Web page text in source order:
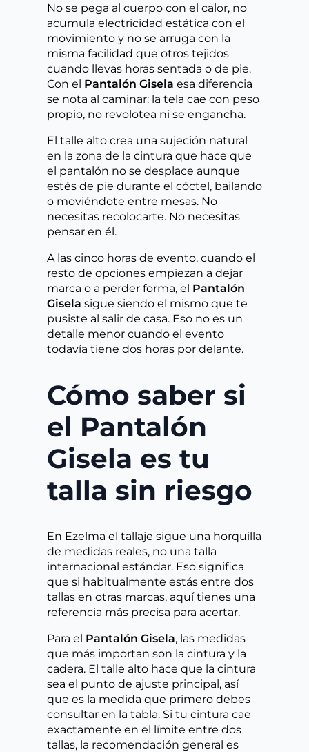
No se pega al cuerpo con el calor, no
acumula electricidad estática con el
movimiento y no se arruga con la
misma facilidad que otros tejidos
cuando llevas horas sentada o de pie.
Con el Pantalón Gisela esa diferencia
se nota al caminar: la tela cae con peso
propio, no revolotea ni se engancha.
El talle alto crea una sujeción natural
en la zona de la cintura que hace que
el pantalón no se desplace aunque
estés de pie durante el cóctel, bailando
o moviéndote entre mesas. No
necesitas recolocarte. No necesitas
pensar en él.
A las cinco horas de evento, cuando el
resto de opciones empiezan a dejar
marca o a perder forma, el Pantalón
Gisela sigue siendo el mismo que te
pusiste al salir de casa. Eso no es un
detalle menor cuando el evento
todavía tiene dos horas por delante.
Cómo saber si
el Pantalón
Gisela es tu
talla sin riesgo
En Ezelma el tallaje sigue una horquilla
de medidas reales, no una talla
internacional estándar. Eso significa
que si habitualmente estás entre dos
tallas en otras marcas, aquí tienes una
referencia más precisa para acertar.
Para el Pantalón Gisela, las medidas
que más importan son la cintura y la
cadera. El talle alto hace que la cintura
sea el punto de ajuste principal, así
que es la medida que primero debes
consultar en la tabla. Si tu cintura cae
exactamente en el límite entre dos
tallas, la recomendación general es